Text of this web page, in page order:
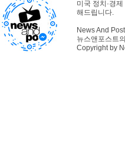
미국 정치·경
해드립니다.
News And
뉴스앤포스트
Copyright by